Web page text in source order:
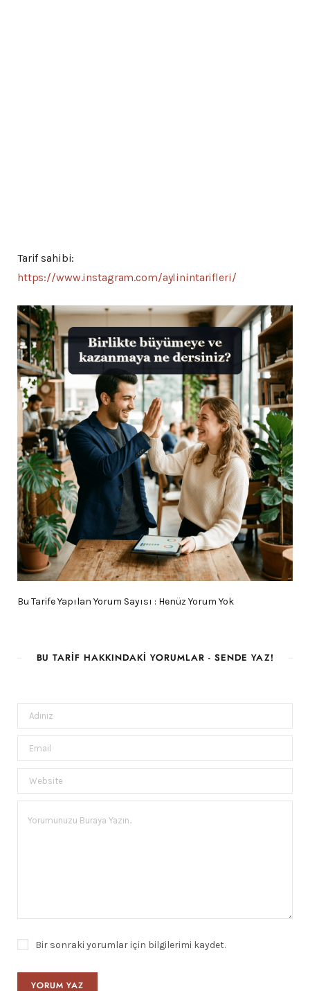
Tarif sahibi:
https://www.instagram.com/aylinintarifleri/
Bu Tarife Yapılan Yorum Sayısı : Henüz Yorum Yok
BU TARIF HAKKINDAKI YORUMLAR - SENDE YAZ!
Bir sonraki yorumlar için bilgilerimi kaydet.